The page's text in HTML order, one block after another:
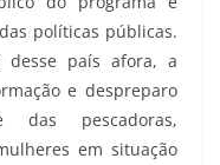
políticas públicas.
desse país afora, a
e despreparo
pescadoras,
em situação